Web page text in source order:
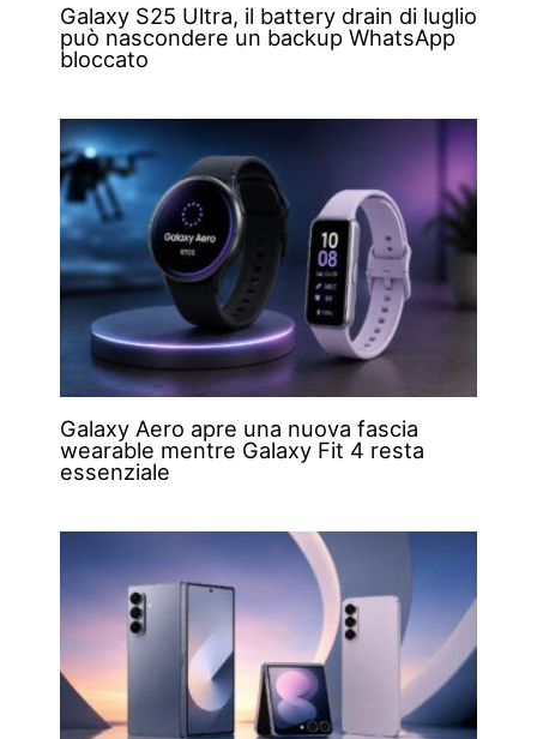
Galaxy S25 Ultra, il battery drain di luglio
può nascondere un backup WhatsApp
bloccato
Galaxy Aero apre una nuova fascia
wearable mentre Galaxy Fit 4 resta
essenziale